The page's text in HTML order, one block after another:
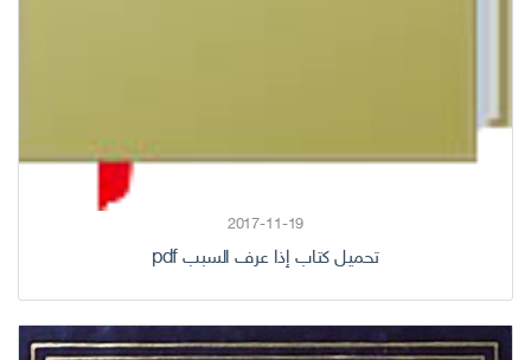
2017-11-19
تحميل كتاب إذا عرف السبب pdf